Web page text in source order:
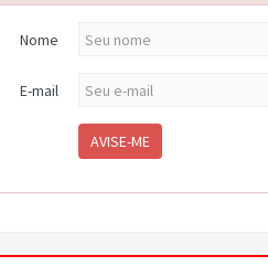
Nome
E-mail
AVISE-ME